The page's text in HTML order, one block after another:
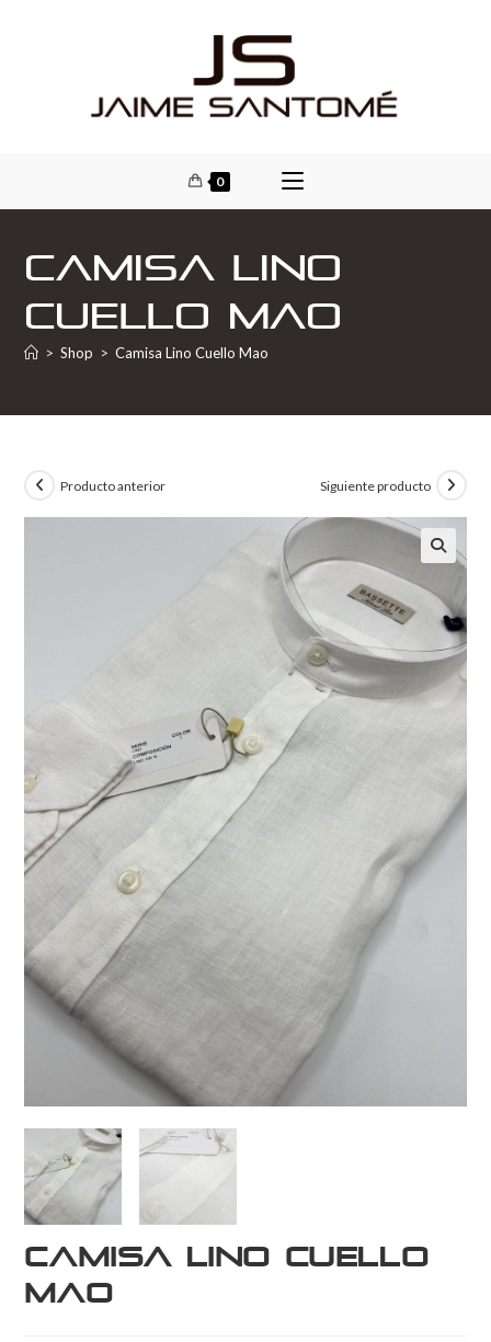
0
Camisa Lino
Cuello Mao
> Shop > Camisa Lino Cuello Mao
Producto anterior Siguiente producto
Camisa Lino Cuello
Mao